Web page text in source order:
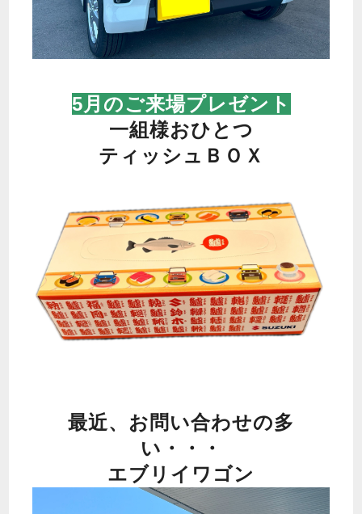
5月のご来場プレゼント
一組様おひとつ
ティッシュＢＯＸ
最近、お問い合わせの多
い・・・
エブリイワゴン